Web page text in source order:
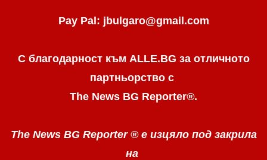
Pay Pal: jbulgaro@gmail.com
С благодарност към ALLE.BG за отличното
партньорство с
The News BG Reporter®.
The News BG Reporter ® е изцяло под закрила
на